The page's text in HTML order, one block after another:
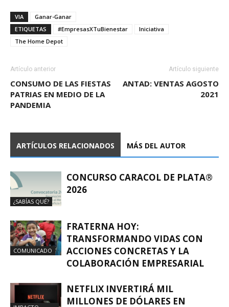
VIA
Ganar-Ganar
ETIQUETAS
#EmpresasXTuBienestar
Iniciativa
The Home Depot
Artículo anterior
CONSUMO DE LAS FIESTAS
PATRIAS EN MEDIO DE LA
PANDEMIA
Artículo siguiente
ANTAD: VENTAS AGOSTO
2021
ARTÍCULOS RELACIONADOS MÁS DEL AUTOR
¿SABÍAS QUÉ?
CONCURSO CARACOL DE PLATA®
2026
COMUNICADO
FRATERNA HOY:
TRANSFORMANDO VIDAS CON
ACCIONES CONCRETAS Y LA
COLABORACIÓN EMPRESARIAL
NETFLIX INVERTIRÁ MIL
MILLONES DE DÓLARES EN